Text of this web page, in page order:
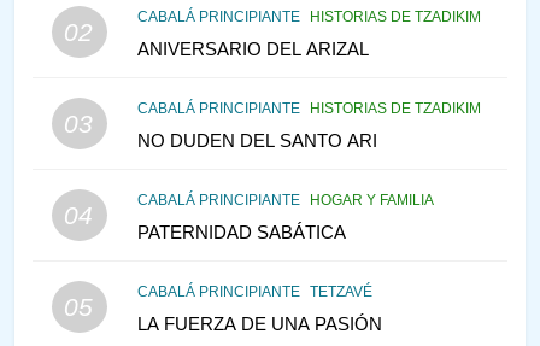
02
CABALÁ PRINCIPIANTE HISTORIAS DE TZADIKIM
ANIVERSARIO DEL ARIZAL
03
CABALÁ PRINCIPIANTE HISTORIAS DE TZADIKIM
NO DUDEN DEL SANTO ARI
04
CABALÁ PRINCIPIANTE HOGAR Y FAMILIA
PATERNIDAD SABÁTICA
05
CABALÁ PRINCIPIANTE TETZAVÉ
LA FUERZA DE UNA PASIÓN
146
CABALÁ Y JASIDUT: EL
PENSAMIENTO JUDÍO PIRKEI AVOT
VEAMOS ¿POR QUÉ
IEHOSHÚA? Y LA QUEJA DE
1